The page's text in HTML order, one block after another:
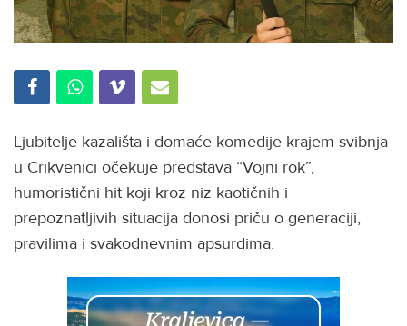
Ljubitelje kazališta i domaće komedije krajem svibnja
u Crikvenici očekuje predstava “Vojni rok”,
humoristični hit koji kroz niz kaotičnih i
prepoznatljivih situacija donosi priču o generaciji,
pravilima i svakodnevnim apsurdima.